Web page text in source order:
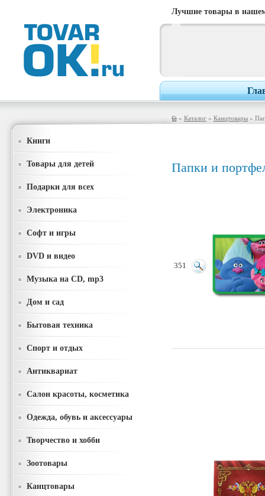
Лучшие товары в
» Каталог » Канцтовары »
Книги
Товары для детей
Подарки для всех
Электроника
Софт и игры
DVD и видео
Музыка на CD, mp3
Дом и сад
Бытовая техника
Спорт и отдых
Антиквариат
Салон красоты, косметика
Одежда, обувь и аксессуары
Творчество и хобби
Зоотовары
Канцтовары
Папки и
351